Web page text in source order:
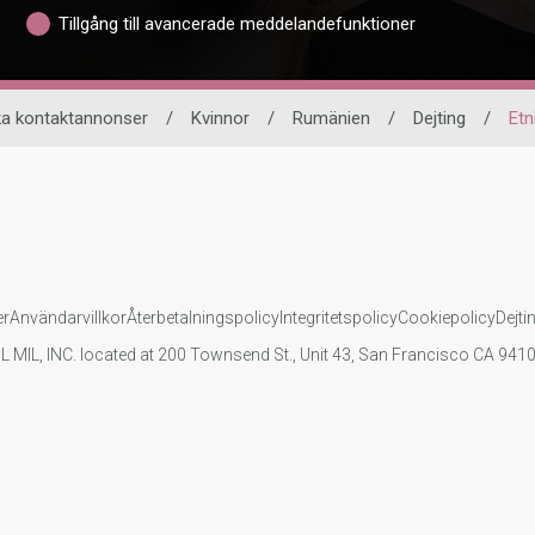
Tillgång till avancerade meddelandefunktioner
kontaktannonser / Kvinnor / Rumänien / Dejting /
AnvändarvillkorÅterbetalningspolicyIntegritetspolicyCookiepolicy
MIL, INC. located at 200 Townsend St., Unit 43, San Francisco CA